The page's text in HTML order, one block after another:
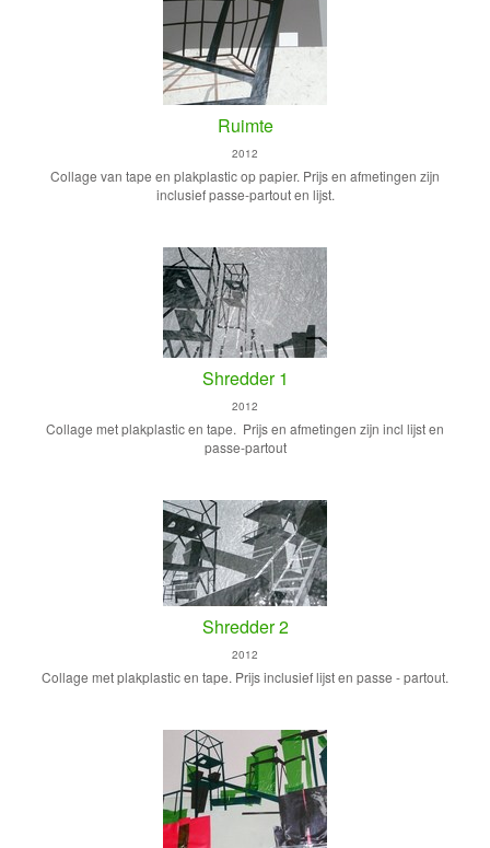
Ruimte
2012
Collage van tape en plakplastic op papier. Prijs en afmetingen zijn
inclusief passe-partout en lijst.
Shredder 1
2012
Collage met plakplastic en tape. Prijs en afmetingen zijn incl lijst en
passe-partout
Shredder 2
2012
Collage met plakplastic en tape. Prijs inclusief lijst en passe - partout.